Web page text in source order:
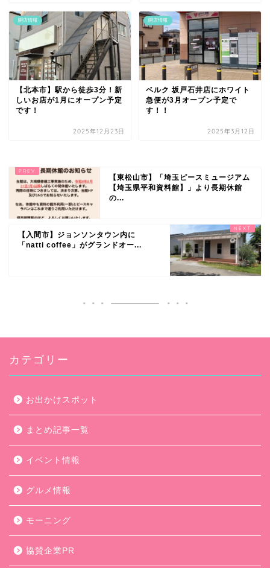
開店情報
【北本市】駅から徒歩3分！新
しいお店が1月にオープン予定
です！
2025年12月23日
開店情報
ベルク 坂戸石井店にホワイト
急便が3月オープン予定で
す！！
2025年3月12日
【東松山市】「埼玉ピースミュージアム
【埼玉県平和資料館】」より長期休館
の...
【入間市】ジョンソンタウン内に
「natti coffee」がグランドオー...
カテゴリー
お出かけスポット
まとめ記事一覧
イベント情報
グルメ情報
モーニング
協賛企業PR